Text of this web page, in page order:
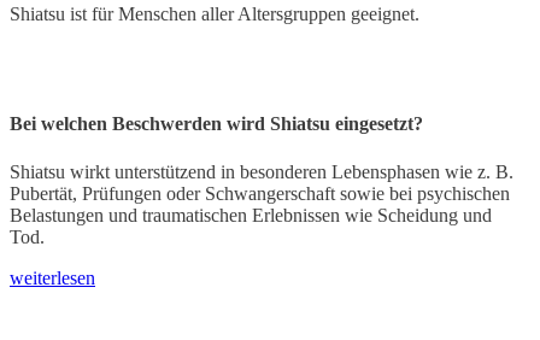
Shiatsu ist für Menschen aller Altersgruppen geeignet.
Bei welchen Beschwerden wird Shiatsu eingesetzt?
Shiatsu wirkt unterstützend in besonderen Lebensphasen wie z. B.
Pubertät, Prüfungen oder Schwangerschaft sowie bei psychischen
Belastungen und traumatischen Erlebnissen wie Scheidung und
Tod.
weiterlesen